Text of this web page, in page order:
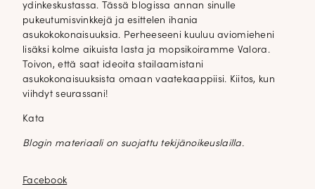
ydinkeskustassa. Tässä blogissa annan sinulle
pukeutumisvinkkejä ja esittelen ihania
asukokokonaisuuksia. Perheeseeni kuuluu aviomieheni
lisäksi kolme aikuista lasta ja mopsikoiramme Valora.
Toivon, että saat ideoita stailaamistani
asukokonaisuuksista omaan vaatekaappiisi. Kiitos, kun
viihdyt seurassani!
Kata
Blogin materiaali on suojattu tekijänoikeuslailla.
Facebook
Facebook